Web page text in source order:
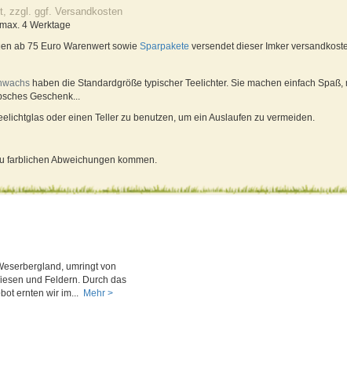
zzgl. ggf. Versandkosten
4 Werktage
ab 75 Euro Warenwert sowieSparpakete versendet dieser Imker
haben die Standardgröße typischer Teelichter. Sie machen einfach
Geschenk...
oder einen Teller zu benutzen, um ein Auslaufen zu vermeiden.
farblichen Abweichungen kommen.
umringt von
und Feldern. Durch das
ernten wir im... Mehr >